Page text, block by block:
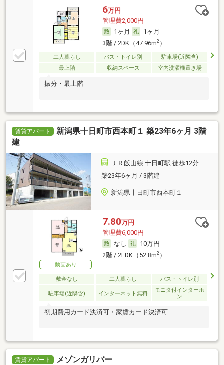
6万円
管理費2,000円
1ヶ月
1ヶ月
3階 / 2DK（47.96m2）
二人暮らし バス・トイレ別
駐車場(近隣含)
最上階
収納スペース 室内洗濯機置き場
振分・最上階
賃貸アパート
新潟県十日町市西本町１ 築23年6ヶ月 3階
建
ＪＲ飯山線 十日町駅 徒歩12分
築23年6ヶ月 / 3階建
新潟県十日町市西本町１
動画あり
7.80万円
管理費6,000円
なし
10万円
2階 / 2LDK（52.8m2）
敷金なし 二人暮らし バス・トイレ別
駐車場(近隣含) インターネット無料
モニタ付インターホ
ン
初期費用カード決済可・家賃カード決済可
賃貸アパート メゾンガリバー